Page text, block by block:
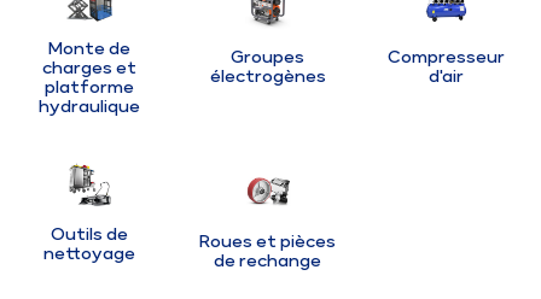
Monte de
charges et
platforme
hydraulique
Groupes
électrogènes
Compresseur
d'air
Outils de
nettoyage
Roues et pièces
de rechange